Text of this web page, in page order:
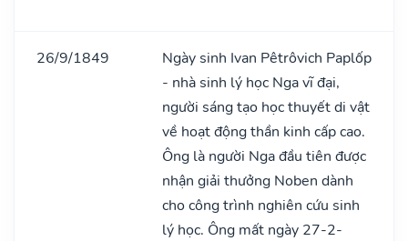
26/9/1849
Ngày sinh Ivan Pêtrôvich Paplốp
- nhà sinh lý học Nga vĩ đại,
người sáng tạo học thuyết di vật
về hoạt động thần kinh cấp cao.
Ông là người Nga đầu tiên được
nhận giải thưởng Noben dành
cho công trình nghiên cứu sinh
lý học. Ông mất ngày 27-2-